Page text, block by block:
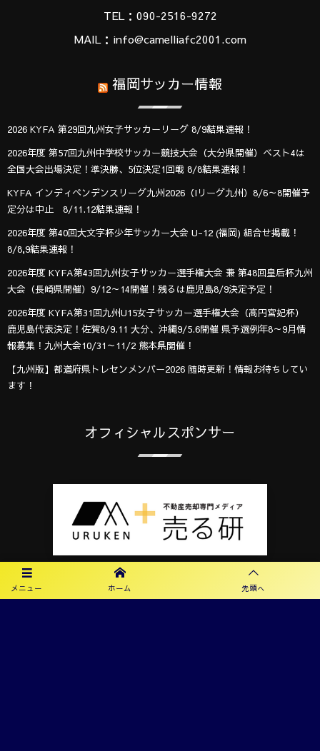
メニュー ホーム 先頭へ
TEL：090-2516-9272
MAIL：info@camelliafc2001.com
福岡サッカー情報
2026 KYFA 第29回九州女子サッカーリーグ 8/9結果速報！
2026年度 第57回九州中学校サッカー競技大会（大分県開催）ベスト4は
全国大会出場決定！準決勝、5位決定1回戦 8/8結果速報！
KYFA インディペンデンスリーグ九州2026（Iリーグ九州）8/6～8開催予
定分は中止 8/11.12結果速報！
2026年度 第40回大文字杯少年サッカー大会 U-12 (福岡) 組合せ掲載！
8/8,9結果速報！
2026年度 KYFA第43回九州女子サッカー選手権大会 兼 第48回皇后杯九州
大会（長崎県開催）9/12～14開催！残るは鹿児島8/9決定予定！
2026年度 KYFA第31回九州U15女子サッカー選手権大会（高円宮妃杯）
鹿児島代表決定！佐賀8/9.11 大分、沖縄9/5.6開催 県予選例年8～9月情
報募集！九州大会10/31～11/2 熊本県開催！
【九州版】都道府県トレセンメンバー2026 随時更新！情報お待ちしてい
ます！
オフィシャルスポンサー